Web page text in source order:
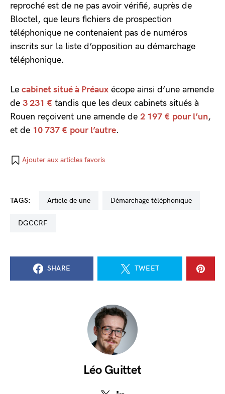
reproché est de ne pas avoir vérifié, auprès de
Bloctel, que leurs fichiers de prospection
téléphonique ne contenaient pas de numéros
inscrits sur la liste d’opposition au démarchage
téléphonique.
Le cabinet situé à Préaux écope ainsi d’une amende
de 3 231 € tandis que les deux cabinets situés à
Rouen reçoivent une amende de 2 197 € pour l’un,
et de 10 737 € pour l’autre.
Ajouter aux articles favoris
TAGS: Article de une démarchage téléphonique
DGCCRF
SHARE TWEET
Léo Guittet